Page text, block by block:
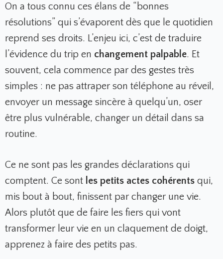
On a tous connu ces élans de “bonnes
résolutions” qui s’évaporent dès que le quotidien
reprend ses droits. L’enjeu ici, c’est de traduire
l’évidence du trip en changement palpable. Et
souvent, cela commence par des gestes très
simples : ne pas attraper son téléphone au réveil,
envoyer un message sincère à quelqu’un, oser
être plus vulnérable, changer un détail dans sa
routine.
Ce ne sont pas les grandes déclarations qui
comptent. Ce sont les petits actes cohérents qui,
mis bout à bout, finissent par changer une vie.
Alors plutôt que de faire les fiers qui vont
transformer leur vie en un claquement de doigt,
apprenez à faire des petits pas.